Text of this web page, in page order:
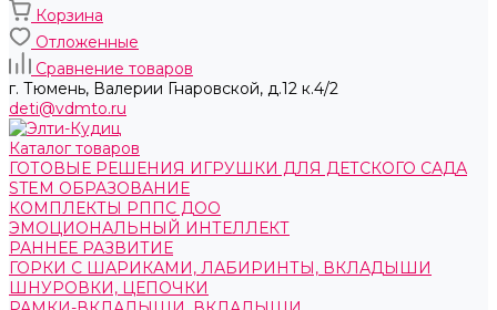
Корзина
Отложенные
Сравнение товаров
г. Тюмень, ​Валерии Гнаровской, д.12 к.4/2
deti@vdmto.ru
Каталог товаров
ГОТОВЫЕ РЕШЕНИЯ ИГРУШКИ ДЛЯ ДЕТСКОГО САДА
STEM ОБРАЗОВАНИЕ
КОМПЛЕКТЫ РППС ДОО
ЭМОЦИОНАЛЬНЫЙ ИНТЕЛЛЕКТ
РАННЕЕ РАЗВИТИЕ
ГОРКИ С ШАРИКАМИ, ЛАБИРИНТЫ, ВКЛАДЫШИ
ШНУРОВКИ, ЦЕПОЧКИ